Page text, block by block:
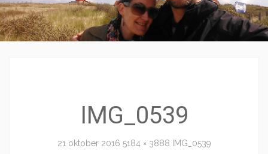
IMG_0539
21 oktober 2016 5184 × 3888 IMG_0539